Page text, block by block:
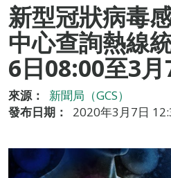
新型冠狀病毒
中心查詢熱線
6日08:00至3
來源：
新聞局（GCS）
發布日期：
2020年3月7日